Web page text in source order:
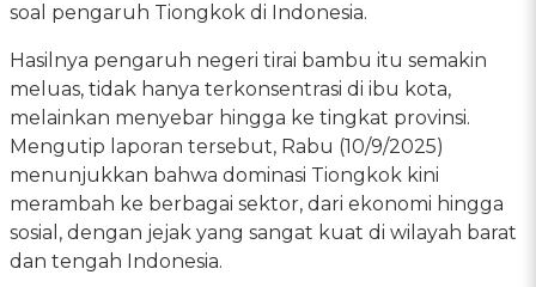
soal pengaruh Tiongkok di Indonesia.
Hasilnya pengaruh negeri tirai bambu itu semakin
meluas, tidak hanya terkonsentrasi di ibu kota,
melainkan menyebar hingga ke tingkat provinsi.
Mengutip laporan tersebut, Rabu (10/9/2025)
menunjukkan bahwa dominasi Tiongkok kini
merambah ke berbagai sektor, dari ekonomi hingga
sosial, dengan jejak yang sangat kuat di wilayah barat
dan tengah Indonesia.